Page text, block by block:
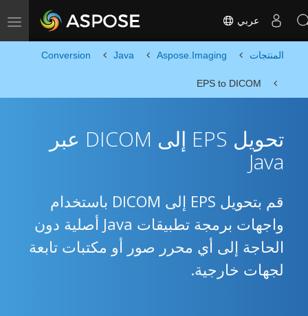
Toggle navigation عربي
المنتجات Aspose.Imaging
Java
Conversion
EPS to DICOM
تحويل EPS إلى DICOM عبر
Java
قم بتحويل EPS إلى DICOM باستخدام
واجهات برمجة تطبيقات Java أصلية دون
الحاجة إلى أي محرر صور أو مكتبات تابعة
لجهات خارجية.